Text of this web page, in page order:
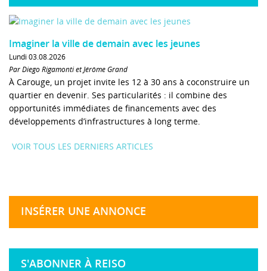
Imaginer la ville de demain avec les jeunes
Lundi 03.08.2026
Par Diego Rigamonti et Jérôme Grand
À Carouge, un projet invite les 12 à 30 ans à coconstruire un
quartier en devenir. Ses particularités : il combine des
opportunités immédiates de financements avec des
développements d’infrastructures à long terme.
VOIR TOUS LES DERNIERS ARTICLES
INSÉRER UNE ANNONCE
S'ABONNER À REISO